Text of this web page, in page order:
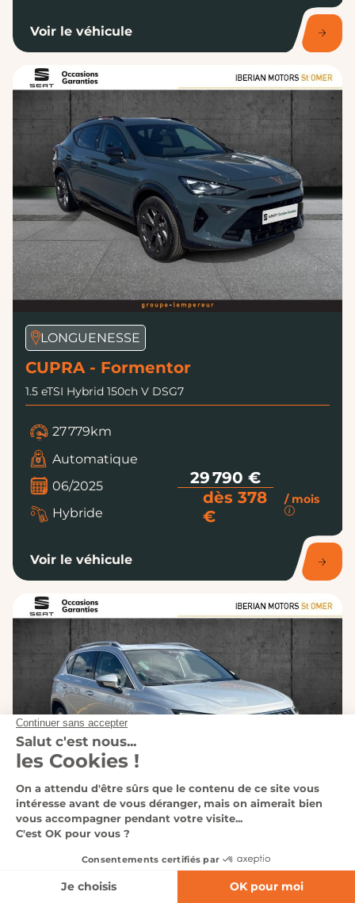
Affinez votre recherche
Voir le véhicule
LONGUENESSE
CUPRA - Formentor
1.5 eTSI Hybrid 150ch V DSG7
27 779km
Automatique
06/2025
Hybride
29 790 €
dès 378
€
/ mois
Voir le véhicule
LONGUENESSE
SEAT - Ateca